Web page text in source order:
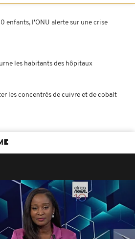
enfants, l'ONU alerte sur une crise
les habitants des hôpitaux
les concentrés de cuivre et de cobalt